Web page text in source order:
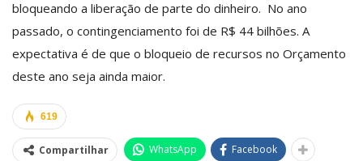
bloqueando a liberação de parte do dinheiro. No ano
passado, o contingenciamento foi de R$ 44 bilhões. A
expectativa é de que o bloqueio de recursos no Orçamento
deste ano seja ainda maior.
619
Compartilhar WhatsApp Facebook